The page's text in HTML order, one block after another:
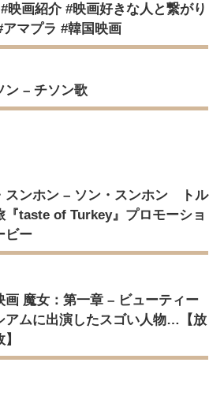
画紹介 #映画好きな人と繋がり
アマプラ #韓国映画
ン – チソン歌
スンホン – ソン・スンホン トル
『taste of Turkey』プロモーショ
ビー
画 魔女：第一章 – ビューティー
アムに出演したスゴい人物…【放